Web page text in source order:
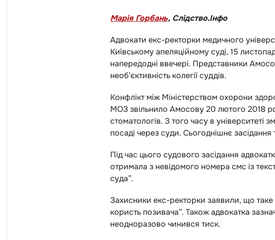
Марія Горбань, Слідство.Інфо
Адвокати екс-ректорки медичного
Київському апеляційному суді, 15
напередодні ввечері. Представники
необ’єктивність колегії суддів.
Конфлікт між Міністерством охорони
МОЗ звільнило Амосову 20 лютого 2018
стоматологів. З того часу в
посаді через суди. Сьогоднішнє
Під час цього судового засідання
отримала з невідомого номера смс із
суда”.
Захисники екс-ректорки заявили, що
користь позивача”. Також адвокатка
неодноразово чинився тиск.